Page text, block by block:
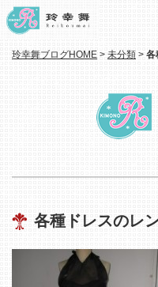
玲幸舞ブログHOME > 未分類 > 各
各種ドレスのレ